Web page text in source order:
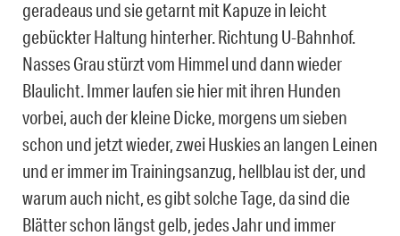
geradeaus und sie getarnt mit Kapuze in leicht
gebückter Haltung hinterher. Richtung U-Bahnhof.
Nasses Grau stürzt vom Himmel und dann wieder
Blaulicht. Immer laufen sie hier mit ihren Hunden
vorbei, auch der kleine Dicke, morgens um sieben
schon und jetzt wieder, zwei Huskies an langen Leinen
und er immer im Trainingsanzug, hellblau ist der, und
warum auch nicht, es gibt solche Tage, da sind die
Blätter schon längst gelb, jedes Jahr und immer